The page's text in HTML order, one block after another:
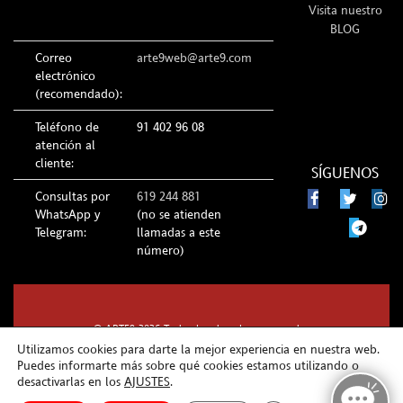
Correo
electrónico
(recomendado):
arte9web@arte9.com
Teléfono de
atención al
cliente:
91 402 96 08
Consultas por
WhatsApp y
Telegram:
619 244 881
(no se atienden
llamadas a este
número)
Visita nuestro
BLOG
SÍGUENOS
© ARTE9 2026 Todos los derechos reservados
Utilizamos cookies para darte la mejor experiencia en nuestra web.
Puedes informarte más sobre qué cookies estamos utilizando o
desactivarlas en los AJUSTES.